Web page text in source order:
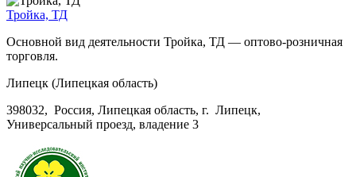
Тройка, ТД
Основной вид деятельности Тройка, ТД — оптово-розничная
торговля.
Липецк (Липецкая область)
398032, Россия, Липецкая область, г. Липецк,
Универсальный проезд, владение 3